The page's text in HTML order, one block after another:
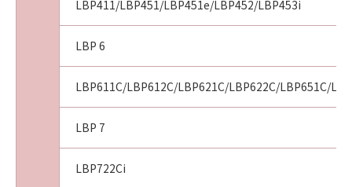
LBP411/LBP451/LBP451e/LBP452/LBP453i
LBP 6
LBP611C/LBP612C/LBP621C/LBP622C/LBP651C/
LBP 7
LBP722Ci